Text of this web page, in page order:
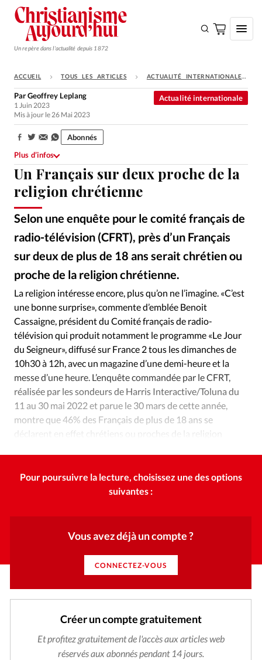
Un repère dans l'actualité depuis 1872
S'ABONNER
Monde
Opinions
Tous les articles
Faire un don
Emploi
Se connecter
Édition: Internationale
RUBRIQUES
Tous les articles
Actualité chrétienne
Actualité internationale
Chronique
Culture
Dossier
Eglises Foi Génération réveil
Monde
Opinions
Publireportage
Relations Aujourd'hui
Société
Tour du monde des Eglises
Trait d'Ixène
Vécu
Vie Intérieure
ACCUEIL TOUS LES ARTICLES ACTUALITÉ INTERNATIONALE
Un Français sur deux proche de la
religion chrétienne
Selon une enquête pour le comité français de
radio-télévision (CFRT), près d’un Français
sur deux de plus de 18 ans serait chrétien ou
proche de la religion chrétienne.
Actualité internationale
ParGeoffrey Leplang
1 Juin 2023
Mis à jour le 26 Mai 2023
Partager:
Abonnés
Plus d’infos
La religion intéresse encore, plus qu’on ne l’imagine. «C’est
une bonne surprise», commente d’emblée Benoit
Cassaigne, président du Comité français de radio-
télévision qui produit notamment le programme «Le Jour
du Seigneur», diffusé sur France 2 tous les dimanches de
10h30 à 12h, avec un magazine d’une demi-heure et la
messe d’une heure. L’enquête commandée par le CFRT,
réalisée par les sondeurs de Harris Interactive/Toluna du
11 au 30 mai 2022 et parue le 30 mars de cette année,
montre que 46% des Français de plus de 18 ans se
déclarent en effet chrétiens ou proches de la religion
Pour poursuivre la lecture, choisissez une des options
suivantes :
Vous avez déjà un compte ?
CONNECTEZ-VOUS
Créer un compte gratuitement
Et profitez gratuitement de l'accès aux articles web
réservés aux abonnés pendant 14 jours.